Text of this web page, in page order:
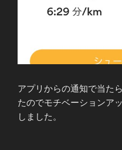
アプリからの通知で当た
たのでモチベーションア
しました。